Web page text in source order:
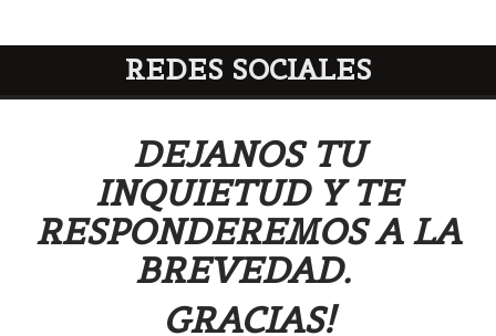
REDES SOCIALES
DEJANOS TU
INQUIETUD Y TE
RESPONDEREMOS A LA
BREVEDAD.
GRACIAS!